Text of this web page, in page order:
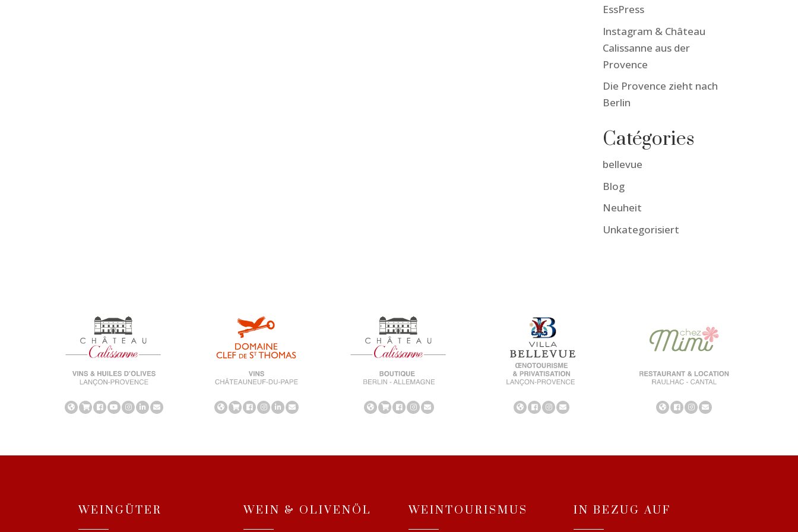
EssPress
Instagram & Château
Calissanne aus der
Provence
Die Provence zieht nach
Berlin
Catégories
bellevue
Blog
Neuheit
Unkategorisiert
WEINGÜTER WEIN & OLIVENÖL WEINTOURISMUS IN BEZUG AUF